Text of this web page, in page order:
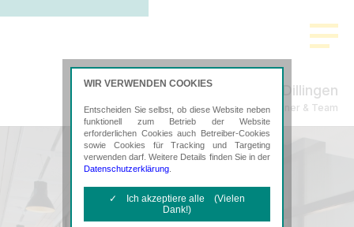
Dillingen
Steuerberatung Mayer, Wagner & Team
WIR VERWENDEN COOKIES
Entscheiden Sie selbst, ob diese Website neben
funktionell zum Betrieb der Website
erforderlichen Cookies auch Betreiber-Cookies
sowie Cookies für Tracking und Targeting
verwenden darf. Weitere Details finden Sie in der
Datenschutzerklärung
✓ Ich akzeptiere alle (Vielen
Dank!)